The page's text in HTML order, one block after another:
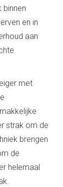
en in
aan
met
strak om de
brengen
de
helemaal